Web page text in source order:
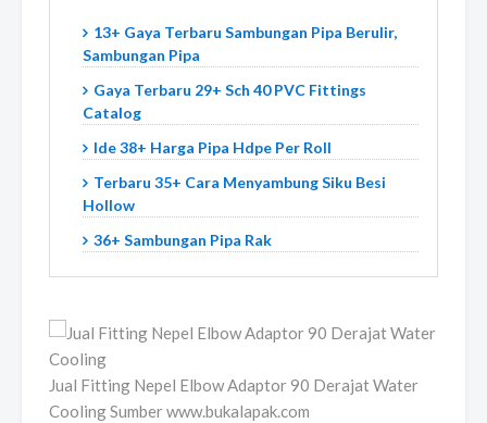
13+ Gaya Terbaru Sambungan Pipa Berulir,
Sambungan Pipa
Gaya Terbaru 29+ Sch 40 PVC Fittings
Catalog
Ide 38+ Harga Pipa Hdpe Per Roll
Terbaru 35+ Cara Menyambung Siku Besi
Hollow
36+ Sambungan Pipa Rak
Jual Fitting Nepel Elbow Adaptor 90 Derajat Water
Cooling Sumber www.bukalapak.com